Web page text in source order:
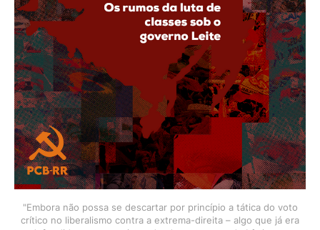
"Embora não possa se descartar por princípio a tática do voto
crítico no liberalismo contra a extrema-direita – algo que já era